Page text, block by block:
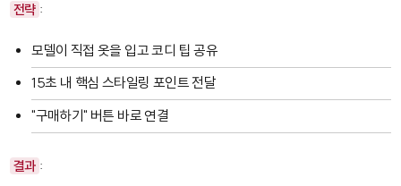
전략 :
모델이 직접 옷을 입고 코디 팁 공유
15초 내 핵심 스타일링 포인트 전달
"구매하기" 버튼 바로 연결
결과 :